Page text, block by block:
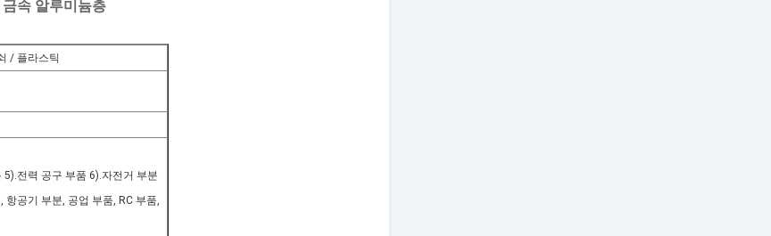
속 알루미늄층
/ 플라스틱
전력 공구 부품 6).자전거 부분
공기 부분, 공업 부품, RC 부품,